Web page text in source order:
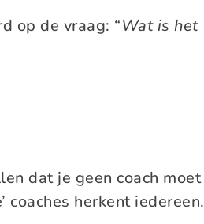
op de vraag: “Wat is het
dat je geen coach moet
coaches herkent iedereen.